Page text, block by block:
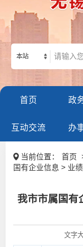
本站
首页 政
互动交流 办
当前位置： 首页
国有企业信息 > 业
我市市属国有
文字